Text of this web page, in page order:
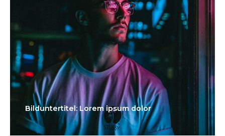
Bilduntertitel: Lorem ipsum dolor